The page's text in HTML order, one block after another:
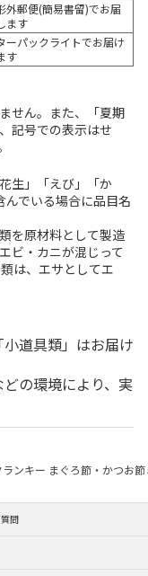
外郵便(簡易書留)でお届
ます
ーパックライトでお届け
す
せん。また、「夏期
記号での表示はせ
生」「えび」「か
でいる場合に品目名
を原材料として製造
ビ・カニが混じって
は、エサとしてエ
道具類」はお届け
の環境により、実
ランキー まぐろ節・かつお
問